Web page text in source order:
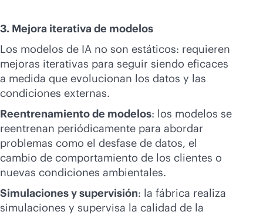
3. Mejora iterativa de modelos
Los modelos de IA no son estáticos: requieren
mejoras iterativas para seguir siendo eficaces
a medida que evolucionan los datos y las
condiciones externas.
Reentrenamiento de modelos: los modelos se
reentrenan periódicamente para abordar
problemas como el desfase de datos, el
cambio de comportamiento de los clientes o
nuevas condiciones ambientales.
Simulaciones y supervisión: la fábrica realiza
simulaciones y supervisa la calidad de la